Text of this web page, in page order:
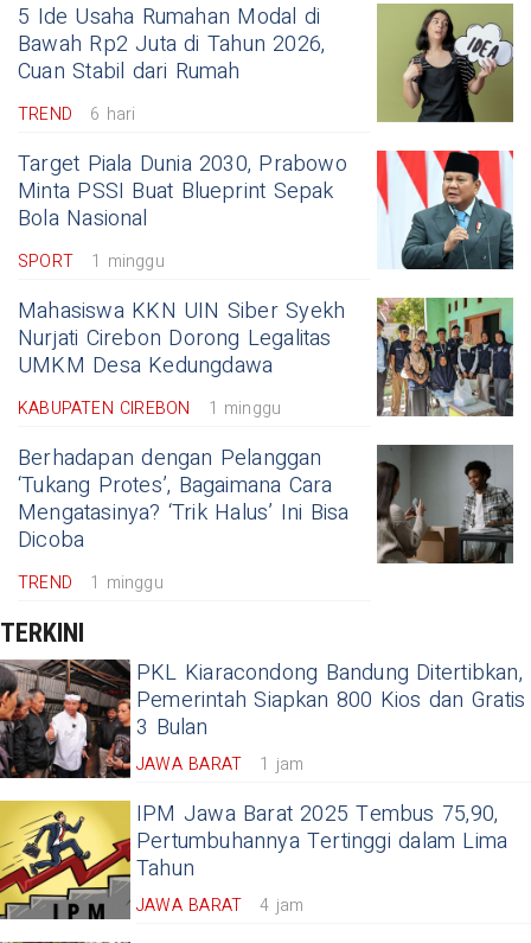
5 Ide Usaha Rumahan Modal di
Bawah Rp2 Juta di Tahun 2026,
Cuan Stabil dari Rumah
TREND 6 hari
Target Piala Dunia 2030, Prabowo
Minta PSSI Buat Blueprint Sepak
Bola Nasional
SPORT 1 minggu
Mahasiswa KKN UIN Siber Syekh
Nurjati Cirebon Dorong Legalitas
UMKM Desa Kedungdawa
KABUPATEN CIREBON 1 minggu
Berhadapan dengan Pelanggan
‘Tukang Protes’, Bagaimana Cara
Mengatasinya? ‘Trik Halus’ Ini Bisa
Dicoba
TREND 1 minggu
TERKINI
PKL Kiaracondong Bandung Ditertibkan,
Pemerintah Siapkan 800 Kios dan Gratis
3 Bulan
JAWA BARAT 1 jam
IPM Jawa Barat 2025 Tembus 75,90,
Pertumbuhannya Tertinggi dalam Lima
Tahun
JAWA BARAT 4 jam